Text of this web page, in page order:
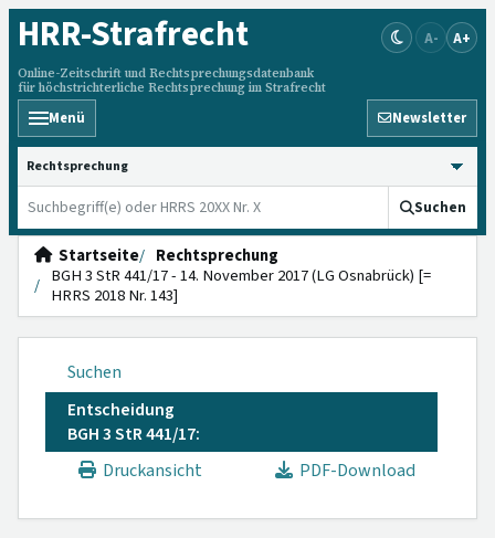
HRR-Strafrecht
Online-Zeitschrift und Rechtsprechungsdatenbank
für höchstrichterliche Rechtsprechung im Strafrecht
A- A+
Menü Newsletter
HRRS durchsuchen
Suchen
Startseite
Rechtsprechung
BGH 3 StR 441/17 - 14. November 2017 (LG Osnabrück) [=
HRRS 2018 Nr. 143]
Suchen
Entscheidung
BGH 3 StR 441/17:
Druckansicht
PDF-Download